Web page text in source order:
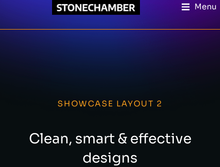
Menu
SHOWCASE LAYOUT 2
Clean, smart & effective
designs